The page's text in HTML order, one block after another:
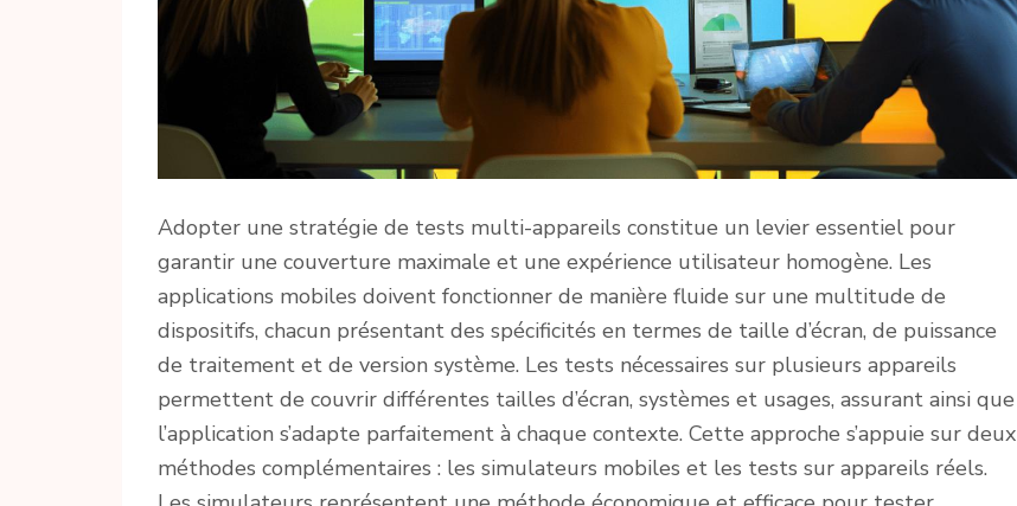
Adopter une stratégie de tests multi-appareils constitue un levier essentiel pour
garantir une couverture maximale et une expérience utilisateur homogène. Les
applications mobiles doivent fonctionner de manière fluide sur une multitude de
dispositifs, chacun présentant des spécificités en termes de taille d’écran, de puissance
de traitement et de version système. Les tests nécessaires sur plusieurs appareils
permettent de couvrir différentes tailles d’écran, systèmes et usages, assurant ainsi que
l’application s’adapte parfaitement à chaque contexte. Cette approche s’appuie sur deux
méthodes complémentaires : les simulateurs mobiles et les tests sur appareils réels.